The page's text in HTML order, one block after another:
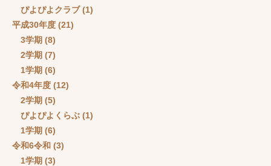
ぴよぴよクラブ(1)
平成30年度 (21)
3学期 (8)
2学期 (7)
1学期 (6)
令和4年度 (12)
2学期 (5)
ぴよぴよくらぶ (1)
1学期 (6)
令和6令和 (3)
1学期 (3)